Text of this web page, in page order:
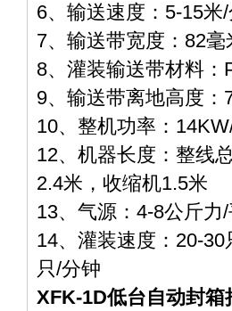
6、输送速度：5-15米
7、输送带宽度：82毫
8、灌装输送带材料：
9、输送带离地高度：
10、整机功率：
12、机器长度：整线
2.4米，收缩机1.5米
13、气源：4-8公斤力
14、灌装速度：20-
只/分钟
XFK-1D低台自动封箱